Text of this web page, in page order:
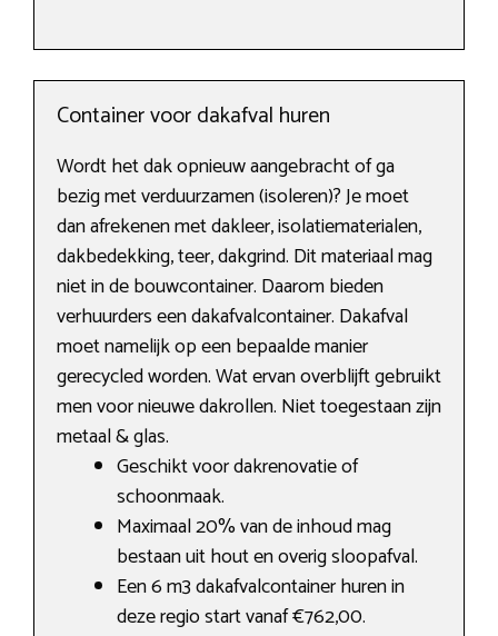
Container voor dakafval huren
Wordt het dak opnieuw aangebracht of ga
bezig met verduurzamen (isoleren)? Je moet
dan afrekenen met dakleer, isolatiematerialen,
dakbedekking, teer, dakgrind. Dit materiaal mag
niet in de bouwcontainer. Daarom bieden
verhuurders een dakafvalcontainer. Dakafval
moet namelijk op een bepaalde manier
gerecycled worden. Wat ervan overblijft gebruikt
men voor nieuwe dakrollen. Niet toegestaan zijn
metaal & glas.
Geschikt voor dakrenovatie of
schoonmaak.
Maximaal 20% van de inhoud mag
bestaan uit hout en overig sloopafval.
Een 6 m3 dakafvalcontainer huren in
deze regio start vanaf €762,00.